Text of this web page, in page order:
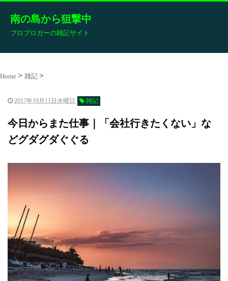
南の島から狙撃中
プロブロガーの雑記サイト
Home 雑記
2017年10月11日水曜日 雑記
今日からまた仕事｜「会社行きたくない」な
どグダグダぐぐる